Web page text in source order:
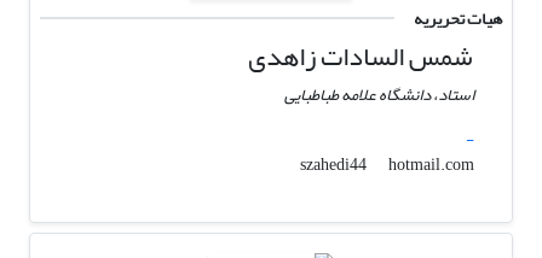
هیات تحریریه
شمس السادات زاهدی
استاد، دانشگاه علامه طباطبایی
-
szahedi44
hotmail.com